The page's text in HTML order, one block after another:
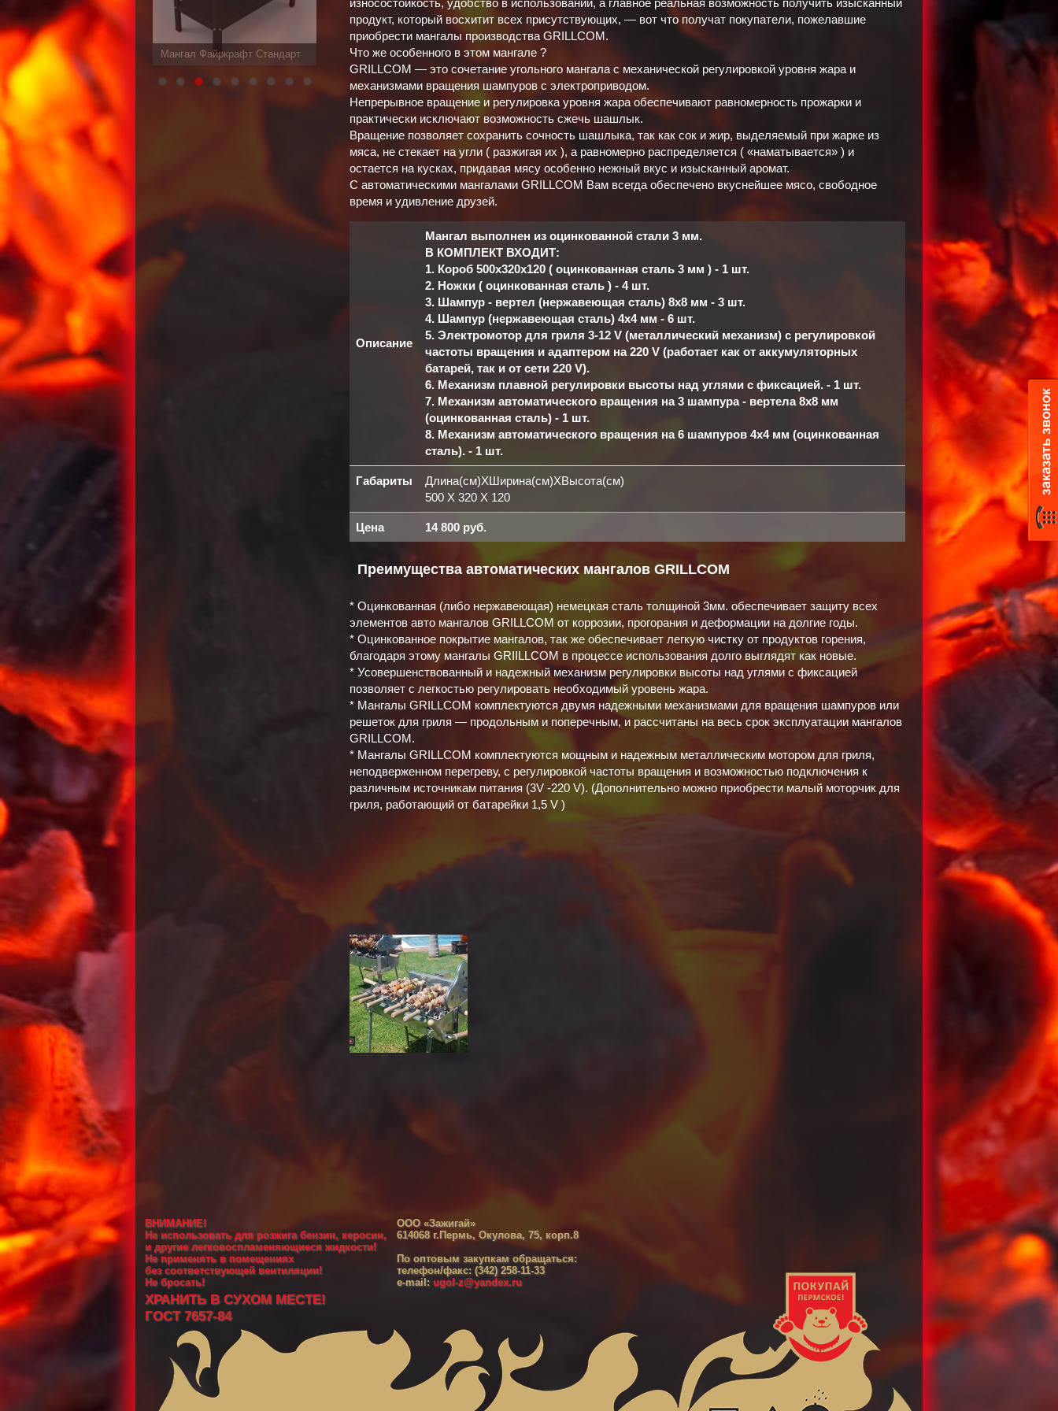
износостойкость, удобство в использовании, а главное реальная возможность получить изысканный
продукт, который восхитит всех присутствующих, — вот что получат покупатели, пожелавшие
приобрести мангалы производства GRILLCOM.
Что же особенного в этом мангале ?
GRILLCOM — это сочетание угольного мангала с механической регулировкой уровня жара и
механизмами вращения шампуров с электроприводом.
Непрерывное вращение и регулировка уровня жара обеспечивают равномерность прожарки и
практически исключают возможность сжечь шашлык.
Вращение позволяет сохранить сочность шашлыка, так как сок и жир, выделяемый при жарке из
мяса, не стекает на угли ( разжигая их ), а равномерно распределяется ( «наматывается» ) и
остается на кусках, придавая мясу особенно нежный вкус и изысканный аромат.
С автоматическими мангалами GRILLCOM Вам всегда обеспечено вкуснейшее мясо, свободное
время и удивление друзей.
Описание
Мангал выполнен из оцинкованной стали 3 мм.
В КОМПЛЕКТ ВХОДИТ:
1. Короб 500х320х120 ( оцинкованная сталь 3 мм ) - 1 шт.
2. Ножки ( оцинкованная сталь ) - 4 шт.
3. Шампур - вертел (нержавеющая сталь) 8х8 мм - 3 шт.
4. Шампур (нержавеющая сталь) 4х4 мм - 6 шт.
5. Электромотор для гриля 3-12 V (металлический механизм) с регулировкой
частоты вращения и адаптером на 220 V (работает как от аккумуляторных
батарей, так и от сети 220 V).
6. Механизм плавной регулировки высоты над углями с фиксацией. - 1 шт.
7. Механизм автоматического вращения на 3 шампура - вертела 8х8 мм
(оцинкованная сталь) - 1 шт.
8. Механизм автоматического вращения на 6 шампуров 4х4 мм (оцинкованная
сталь). - 1 шт.
Габариты
Длина(см)XШирина(см)XВысота(см)
500 X 320 X 120
Цена 14 800 руб.
Преимущества автоматических мангалов GRILLCOM
* Оцинкованная (либо нержавеющая) немецкая сталь толщиной 3мм. обеспечивает защиту всех
элементов авто мангалов GRILLCOM от коррозии, прогорания и деформации на долгие годы.
* Оцинкованное покрытие мангалов, так же обеспечивает легкую чистку от продуктов горения,
благодаря этому мангалы GRIILLCOM в процессе использования долго выглядят как новые.
* Усовершенствованный и надежный механизм регулировки высоты над углями с фиксацией
позволяет с легкостью регулировать необходимый уровень жара.
* Мангалы GRILLCOM комплектуются двумя надежными механизмами для вращения шампуров или
решеток для гриля — продольным и поперечным, и рассчитаны на весь срок эксплуатации мангалов
GRILLCOM.
* Мангалы GRILLCOM комплектуются мощным и надежным металлическим мотором для гриля,
неподверженном перегреву, с регулировкой частоты вращения и возможностью подключения к
различным источникам питания (3V -220 V). (Дополнительно можно приобрести малый моторчик для
гриля, работающий от батарейки 1,5 V )
ВНИМАНИЕ!
Не использовать для розжига бензин, керосин,
и другие легковоспламеняющиеся жидкости!
Не применять в помещениях
без соответствующей вентиляции!
Не бросать!
ООО «Зажигай»
614068 г.Пермь, Окулова, 75, корп.8
По оптовым закупкам обращаться:
телефон/факс: (342) 258-11-33
e-mail: ugol-z@yandex.ru
ХРАНИТЬ В СУХОМ МЕСТЕ!
ГОСТ 7657-84